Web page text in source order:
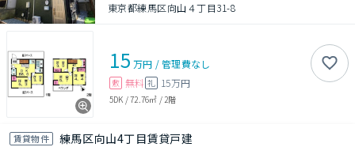
東京都練馬区向山４丁目31-8
15 万円 /管理費なし
敷 無料 礼 15万円
5DK /72.76㎡ / 2階
賃貸物件 練馬区向山4丁目賃貸戸建